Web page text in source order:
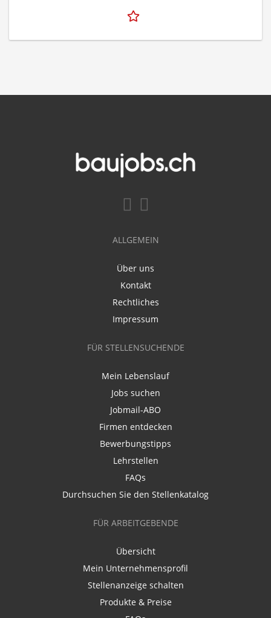
ALLGEMEIN
Über uns
Kontakt
Rechtliches
Impressum
FÜR STELLENSUCHENDE
Mein Lebenslauf
Jobs suchen
Jobmail-ABO
Firmen entdecken
Bewerbungstipps
Lehrstellen
FAQs
Durchsuchen Sie den Stellenkatalog
FÜR ARBEITGEBENDE
Übersicht
Mein Unternehmensprofil
Stellenanzeige schalten
Produkte & Preise